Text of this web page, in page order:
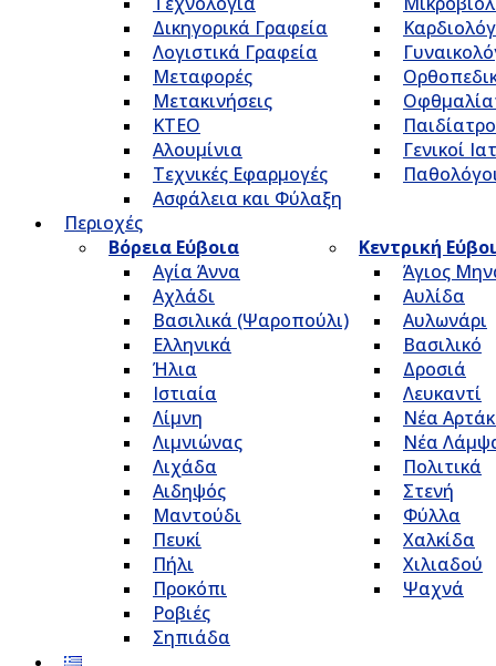
Δικηγορικά Γραφεία
Λογιστικά Γραφεία
Μεταφορές
Μετακινήσεις
ΚΤΕΟ
Αλουμίνια
Τεχνικές Εφαρμογές
Ασφάλεια και Φύλαξη
Γενικοί
Περιοχές
Βόρεια Εύβοια
Αγία Άννα
Αχλάδι
Βασιλικά (Ψαροπούλι)
Ελληνικά
Ήλια
Ιστιαία
Λίμνη
Λιμνιώνας
Λιχάδα
Αιδηψός
Μαντούδι
Πευκί
Πήλι
Προκόπι
Ροβιές
Σηπιάδα
Κεντρική
Άγιος
Αυλίδα
Αυλωνάρι
Βασιλικό
Δροσιά
Λευκαντί
Νέα
Νέα
Πολιτικά
Στενή
Φύλλα
Χαλκίδα
Χιλιαδού
Ψαχνά